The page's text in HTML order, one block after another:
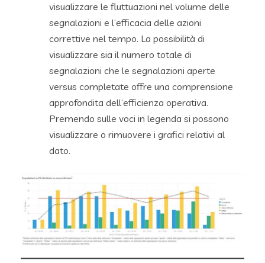
visualizzare le fluttuazioni nel volume delle
segnalazioni e l’efficacia delle azioni
correttive nel tempo. La possibilità di
visualizzare sia il numero totale di
segnalazioni che le segnalazioni aperte
versus completate offre una comprensione
approfondita dell’efficienza operativa.
Premendo sulle voci in legenda si possono
visualizzare o rimuovere i grafici relativi al
dato.